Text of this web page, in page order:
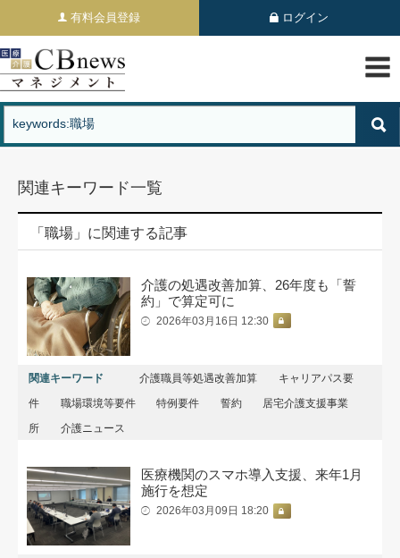
有料会員登録 ログイン
関連キーワード一覧
「職場」に関連する記事
介護の処遇改善加算、26年度も「誓
約」で算定可に
2026年03月16日 12:30
関連キーワード 介護職員等処遇改善加算
キャリアパス要
件
職場環境等要件 特例要件 誓約
居宅介護支援事業
所
介護ニュース
医療機関のスマホ導入支援、来年1月
施行を想定
2026年03月09日 18:20